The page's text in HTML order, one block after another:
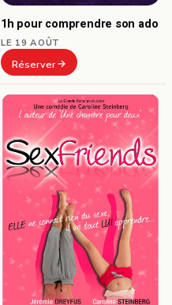
1h pour comprendre son ado
LE 19 AOÛT
Réserver